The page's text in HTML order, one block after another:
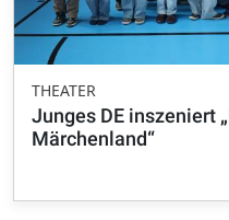
THEATER
Junges DE inszeniert
Märchenland“